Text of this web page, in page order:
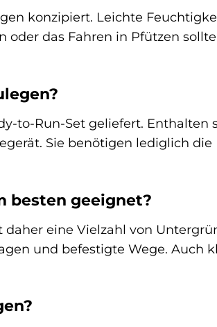
konzipiert. Leichte
oder das Fahren in Pfützen
to-Run-Set geliefert. Enthalten
Sie benötigen lediglich
besten geeignet?
eine Vielzahl von
und befestigte Wege. Auch